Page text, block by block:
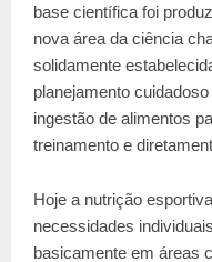
base científica foi
nova área da ciência
solidamente
planejamento
ingestão de alimentos
treinamento e
Hoje a nutrição
necessidades
basicamente em áreas